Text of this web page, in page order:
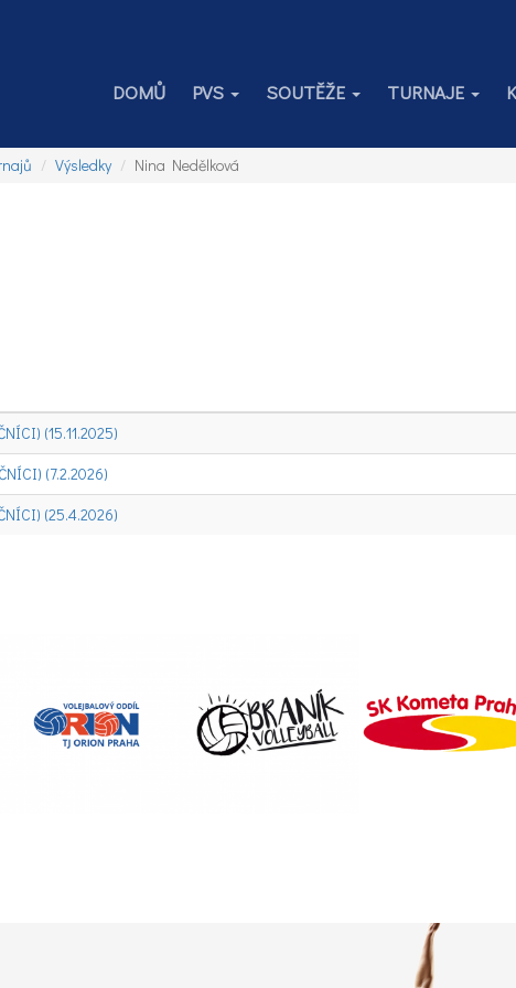
DOMŮ PVS SOUTĚŽE TURNAJE
Výsledky Nina Nedělková
(15.11.2025)
(7.2.2026)
(25.4.2026)